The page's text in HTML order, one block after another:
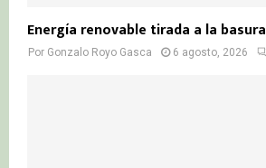
Energía renovable tirada a la basura
Por Gonzalo Royo Gasca 6 agosto, 2026